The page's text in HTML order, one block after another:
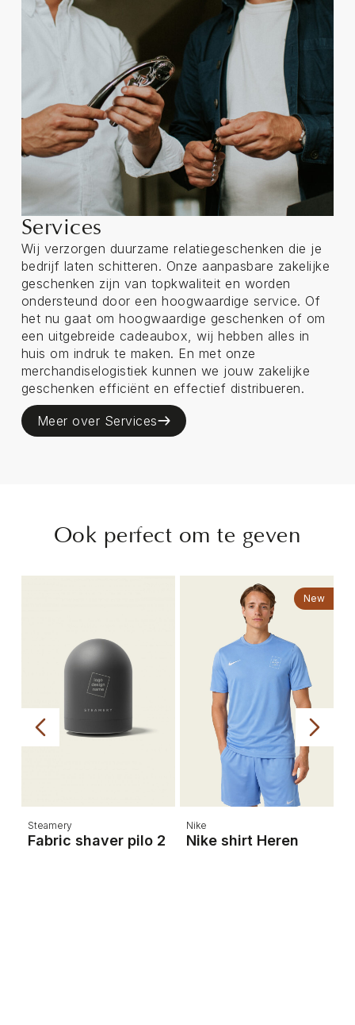
Services
Wij verzorgen duurzame relatiegeschenken die je
bedrijf laten schitteren. Onze aanpasbare zakelijke
geschenken zijn van topkwaliteit en worden
ondersteund door een hoogwaardige service. Of
het nu gaat om hoogwaardige geschenken of om
een uitgebreide cadeaubox, wij hebben alles in
huis om indruk te maken. En met onze
merchandiselogistiek kunnen we jouw zakelijke
geschenken efficiënt en effectief distribueren.
Meer over Services
Ook perfect om te geven
Steamery
Fabric shaver pilo 2
New
Nike
Nike shirt Heren